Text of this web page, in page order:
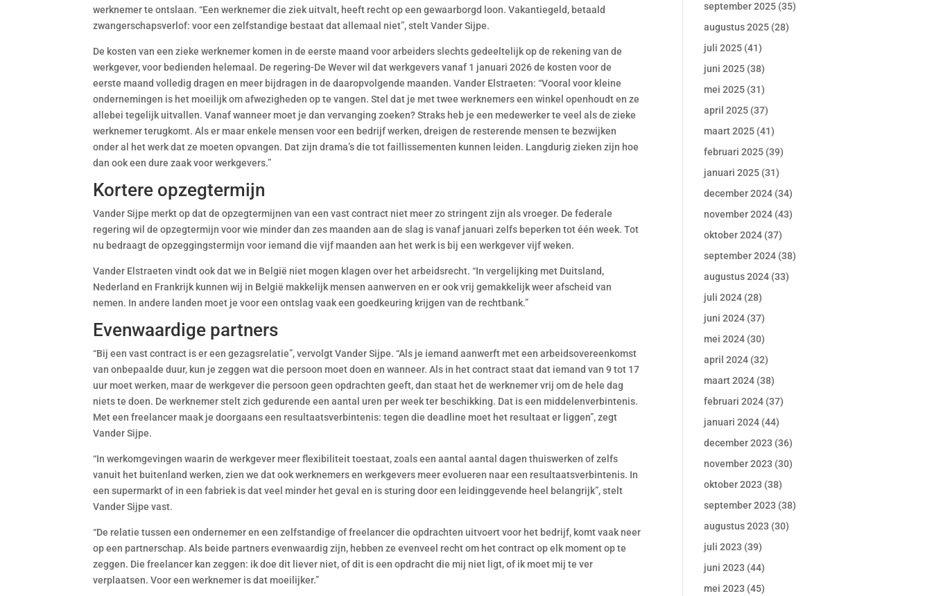
werknemer te ontslaan. “Een werknemer die ziek uitvalt, heeft recht op een gewaarborgd loon. Vakantiegeld, betaald
zwangerschapsverlof: voor een zelfstandige bestaat dat allemaal niet”, stelt Vander Sijpe.
De kosten van een zieke werknemer komen in de eerste maand voor arbeiders slechts gedeeltelijk op de rekening van de
werkgever, voor bedienden helemaal. De regering-De Wever wil dat werkgevers vanaf 1 januari 2026 de kosten voor de
eerste maand volledig dragen en meer bijdragen in de daaropvolgende maanden. Vander Elstraeten: “Vooral voor kleine
ondernemingen is het moeilijk om afwezigheden op te vangen. Stel dat je met twee werknemers een winkel openhoudt en ze
allebei tegelijk uitvallen. Vanaf wanneer moet je dan vervanging zoeken? Straks heb je een medewerker te veel als de zieke
werknemer terugkomt. Als er maar enkele mensen voor een bedrijf werken, dreigen de resterende mensen te bezwijken
onder al het werk dat ze moeten opvangen. Dat zijn drama’s die tot faillissementen kunnen leiden. Langdurig zieken zijn hoe
dan ook een dure zaak voor werkgevers.”
Kortere opzegtermijn
Vander Sijpe merkt op dat de opzegtermijnen van een vast contract niet meer zo stringent zijn als vroeger. De federale
regering wil de opzegtermijn voor wie minder dan zes maanden aan de slag is vanaf januari zelfs beperken tot één week. Tot
nu bedraagt de opzeggingstermijn voor iemand die vijf maanden aan het werk is bij een werkgever vijf weken.
Vander Elstraeten vindt ook dat we in België niet mogen klagen over het arbeidsrecht. “In vergelijking met Duitsland,
Nederland en Frankrijk kunnen wij in België makkelijk mensen aanwerven en er ook vrij gemakkelijk weer afscheid van
nemen. In andere landen moet je voor een ontslag vaak een goedkeuring krijgen van de rechtbank.”
Evenwaardige partners
“Bij een vast contract is er een gezagsrelatie”, vervolgt Vander Sijpe. “Als je iemand aanwerft met een arbeidsovereenkomst
van onbepaalde duur, kun je zeggen wat die persoon moet doen en wanneer. Als in het contract staat dat iemand van 9 tot 17
uur moet werken, maar de werkgever die persoon geen opdrachten geeft, dan staat het de werknemer vrij om de hele dag
niets te doen. De werknemer stelt zich gedurende een aantal uren per week ter beschikking. Dat is een middelenverbintenis.
Met een freelancer maak je doorgaans een resultaatsverbintenis: tegen die deadline moet het resultaat er liggen”, zegt
Vander Sijpe.
“In werkomgevingen waarin de werkgever meer flexibiliteit toestaat, zoals een aantal aantal dagen thuiswerken of zelfs
vanuit het buitenland werken, zien we dat ook werknemers en werkgevers meer evolueren naar een resultaatsverbintenis. In
een supermarkt of in een fabriek is dat veel minder het geval en is sturing door een leidinggevende heel belangrijk”, stelt
Vander Sijpe vast.
“De relatie tussen een ondernemer en een zelfstandige of freelancer die opdrachten uitvoert voor het bedrijf, komt vaak neer
op een partnerschap. Als beide partners evenwaardig zijn, hebben ze evenveel recht om het contract op elk moment op te
zeggen. Die freelancer kan zeggen: ik doe dit liever niet, of dit is een opdracht die mij niet ligt, of ik moet mij te ver
verplaatsen. Voor een werknemer is dat moeilijker.”
september 2025 (35)
augustus 2025 (28)
juli 2025 (41)
juni 2025 (38)
mei 2025 (31)
april 2025 (37)
maart 2025 (41)
februari 2025 (39)
januari 2025 (31)
december 2024 (34)
november 2024 (43)
oktober 2024 (37)
september 2024 (38)
augustus 2024 (33)
juli 2024 (28)
juni 2024 (37)
mei 2024 (30)
april 2024 (32)
maart 2024 (38)
februari 2024 (37)
januari 2024 (44)
december 2023 (36)
november 2023 (30)
oktober 2023 (38)
september 2023 (38)
augustus 2023 (30)
juli 2023 (39)
juni 2023 (44)
mei 2023 (45)